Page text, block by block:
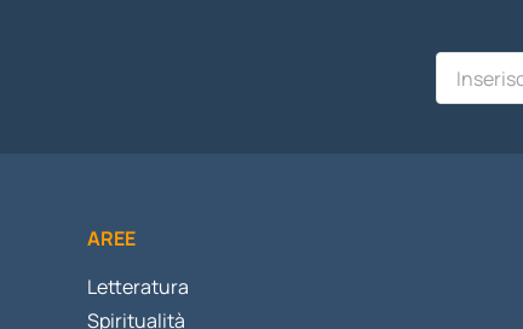
AREE
Letteratura
Spiritualità